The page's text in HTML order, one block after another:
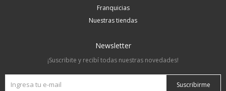
Franquicias
Nuestras tiendas
Newsletter
¡Suscribite y recibí todas nuestras novedades!
Suscribirme